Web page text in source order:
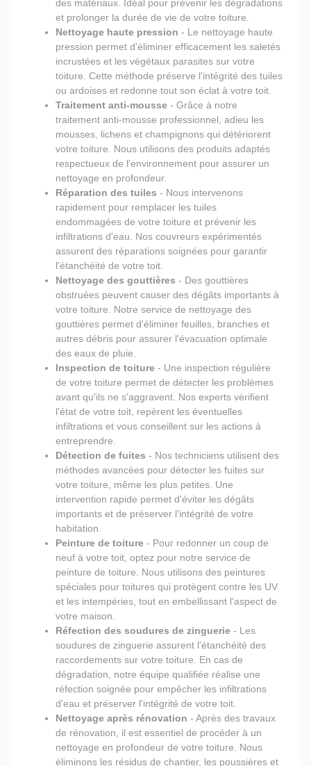
des matériaux. Idéal pour prévenir les dégradations
et prolonger la durée de vie de votre toiture.
Nettoyage haute pression - Le nettoyage haute
pression permet d'éliminer efficacement les saletés
incrustées et les végétaux parasites sur votre
toiture. Cette méthode préserve l'intégrité des tuiles
ou ardoises et redonne tout son éclat à votre toit.
Traitement anti-mousse - Grâce à notre
traitement anti-mousse professionnel, adieu les
mousses, lichens et champignons qui détériorent
votre toiture. Nous utilisons des produits adaptés
respectueux de l'environnement pour assurer un
nettoyage en profondeur.
Réparation des tuiles - Nous intervenons
rapidement pour remplacer les tuiles
endommagées de votre toiture et prévenir les
infiltrations d'eau. Nos couvreurs expérimentés
assurent des réparations soignées pour garantir
l'étanchéité de votre toit.
Nettoyage des gouttières - Des gouttières
obstruées peuvent causer des dégâts importants à
votre toiture. Notre service de nettoyage des
gouttières permet d'éliminer feuilles, branches et
autres débris pour assurer l'évacuation optimale
des eaux de pluie.
Inspection de toiture - Une inspection régulière
de votre toiture permet de détecter les problèmes
avant qu'ils ne s'aggravent. Nos experts vérifient
l'état de votre toit, repèrent les éventuelles
infiltrations et vous conseillent sur les actions à
entreprendre.
Détection de fuites - Nos techniciens utilisent des
méthodes avancées pour détecter les fuites sur
votre toiture, même les plus petites. Une
intervention rapide permet d'éviter les dégâts
importants et de préserver l'intégrité de votre
habitation.
Peinture de toiture - Pour redonner un coup de
neuf à votre toit, optez pour notre service de
peinture de toiture. Nous utilisons des peintures
spéciales pour toitures qui protègent contre les UV
et les intempéries, tout en embellissant l'aspect de
votre maison.
Réfection des soudures de zinguerie - Les
soudures de zinguerie assurent l'étanchéité des
raccordements sur votre toiture. En cas de
dégradation, notre équipe qualifiée réalise une
réfection soignée pour empêcher les infiltrations
d'eau et préserver l'intégrité de votre toit.
Nettoyage après rénovation - Après des travaux
de rénovation, il est essentiel de procéder à un
nettoyage en profondeur de votre toiture. Nous
éliminons les résidus de chantier, les poussières et